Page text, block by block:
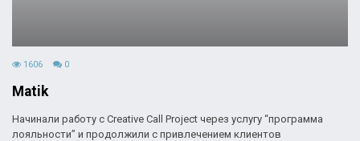
1606 0
Matik
Начинали работу с Creative Call Project через услугу “программа
лояльности” и продолжили с привлечением клиентов